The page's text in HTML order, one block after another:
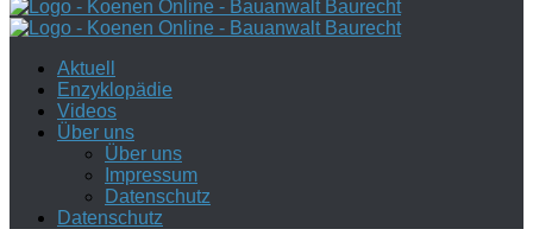
Aktuell
Enzyklopädie
Videos
Über uns
Über uns
Impressum
Datenschutz
Datenschutz